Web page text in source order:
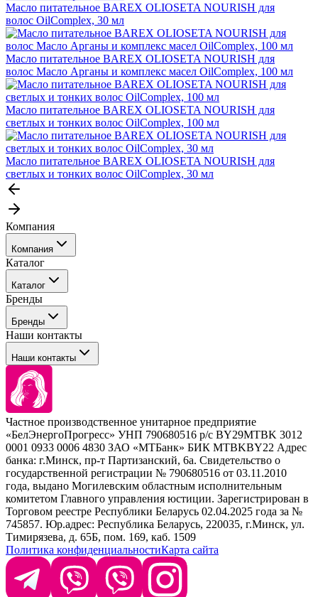
Масло питательное BAREX OLIOSETA NOURISH для
волос OilComplex, 30 мл
Масло питательное BAREX OLIOSETA NOURISH для
волос Масло Арганы и комплекс масел OilComplex, 100 мл
Масло питательное BAREX OLIOSETA NOURISH для
светлых и тонких волос OilComplex, 100 мл
Масло питательное BAREX OLIOSETA NOURISH для
светлых и тонких волос OilComplex, 30 мл
Компания
Компания
События
Покупателю
Каталог
Каталог
Профессиональные средства для окрашивания волос
Сервисные средства
Уход
Стайлинг
Брови и ресницы
Барберинг
Наборы
Расходные материалы
Бренды
Бренды
Tefia
Concept
Kezy
Barex
Sim Sensitive
Kebren
Selective Professional
White Line
Наши контакты
Наши контакты
+ 375 44 7233514
+ 375 29 1649505
info@krasabel.by
Офис: г. Минск, ул. Тимирязева 65Б, офис 1509
Склад: г. Минск, ул. Домбровская, 15
Время работы: пн–чт 9:00–17:30, пт 9:00–17:00
Частное производственное унитарное предприятие
«БелЭнергоПрогресс» УНП 790680516 р/с BY29MTBK 3012
0001 0933 0006 4830 ЗАО «МТБанк» БИК MTBKBY22 Адрес
банка: г.Минск, пр-т Партизанский, 6а. Свидетельство о
государственной регистрации № 790680516 от 03.11.2010
года, выдано Могилевским областным исполнительным
комитетом Главного управления юстиции. Зарегистрирован в
Торговом реестре Республики Беларусь 02.04.2025 года за №
745857. Юр.адрес: Республика Беларусь, 220035, г.Минск, ул.
Тимирязева, д. 65Б, пом. 169, каб. 1509
Политика конфиденциальностиКарта сайта